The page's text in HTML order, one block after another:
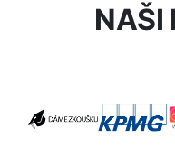
NAŠI